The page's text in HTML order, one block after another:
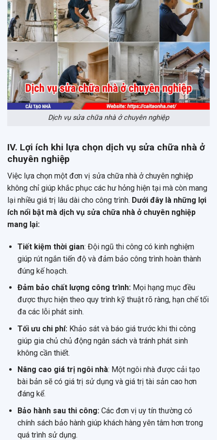
Dịch vụ sửa chữa nhà ở chuyên nghiệp
IV. Lợi ích khi lựa chọn dịch vụ sửa chữa nhà ở
chuyên nghiệp
Việc lựa chọn một đơn vị sửa chữa nhà ở chuyên nghiệp
không chỉ giúp khắc phục các hư hỏng hiện tại mà còn mang
lại nhiều giá trị lâu dài cho công trình. Dưới đây là những lợi
ích nổi bật mà dịch vụ sửa chữa nhà ở chuyên nghiệp
mang lại:
Tiết kiệm thời gian: Đội ngũ thi công có kinh nghiệm
giúp rút ngắn tiến độ và đảm bảo công trình hoàn thành
đúng kế hoạch.
Đảm bảo chất lượng công trình:Mọi hạng mục đều
được thực hiện theo quy trình kỹ thuật rõ ràng, hạn chế tối
đa các lỗi phát sinh.
Tối ưu chi phí:Khảo sát và báo giá trước khi thi công
giúp gia chủ chủ động ngân sách và tránh phát sinh
không cần thiết.
Nâng cao giá trị ngôi nhà: Một ngôi nhà được cải tạo
bài bản sẽ có giá trị sử dụng và giá trị tài sản cao hơn
đáng kể.
Bảo hành sau thi công:Các đơn vị uy tín thường có
chính sách bảo hành giúp khách hàng yên tâm hơn trong
quá trình sử dụng.